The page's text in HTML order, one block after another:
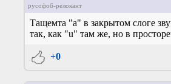
русофоб-релокант
Тащемта "a" в закрытом слоге
так, как "u" там же, но в
+0